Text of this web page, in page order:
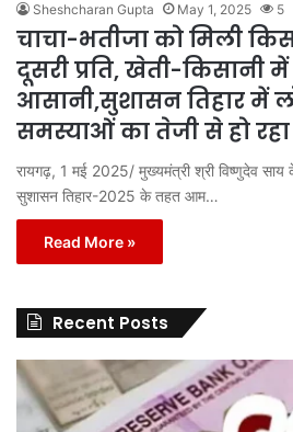
Sheshcharan Gupta May 1, 2025 5
चाचा-भतीजा को मिली
दूसरी प्रति, खेती-किसानी
आसानी,सुशासन तिहार में
समस्याओं का तेजी से हो
रायगढ़, 1 मई 2025/ मुख्यमंत्री श्री विष्णुदेव
सुशासन तिहार-2025 के तहत आम…
Read More »
Recent Posts